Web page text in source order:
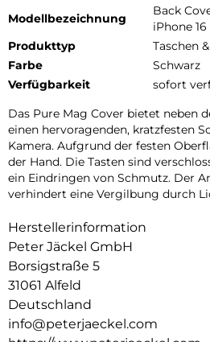
Modellbezeichnung
Back
iPhone 16
Produkttyp
Taschen
Farbe
Schwarz
Verfügbarkeit
sofort
Das Pure Mag Cover bietet neben
einen hervoragenden, kratzfesten
Kamera. Aufgrund der festen
der Hand. Die Tasten sind
ein Eindringen von Schmutz. Der
verhindert eine Vergilbung durch
Herstellerinformation
Peter Jäckel GmbH
Borsigstraße 5
31061 Alfeld
Deutschland
info@peterjaeckel.com